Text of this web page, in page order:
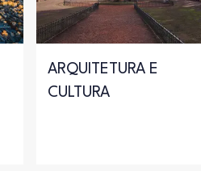
ARQUITETURA E
CULTURA